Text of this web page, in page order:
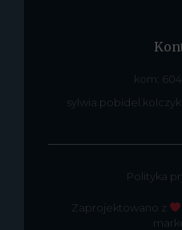
kom:
Polityka
Zaprojektowano z